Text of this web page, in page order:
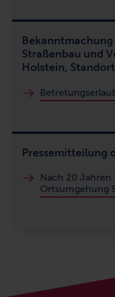
Straßenbau und
Holstein,
Pressemitteilung
Nach 20 Jahren
Ortsumgehung